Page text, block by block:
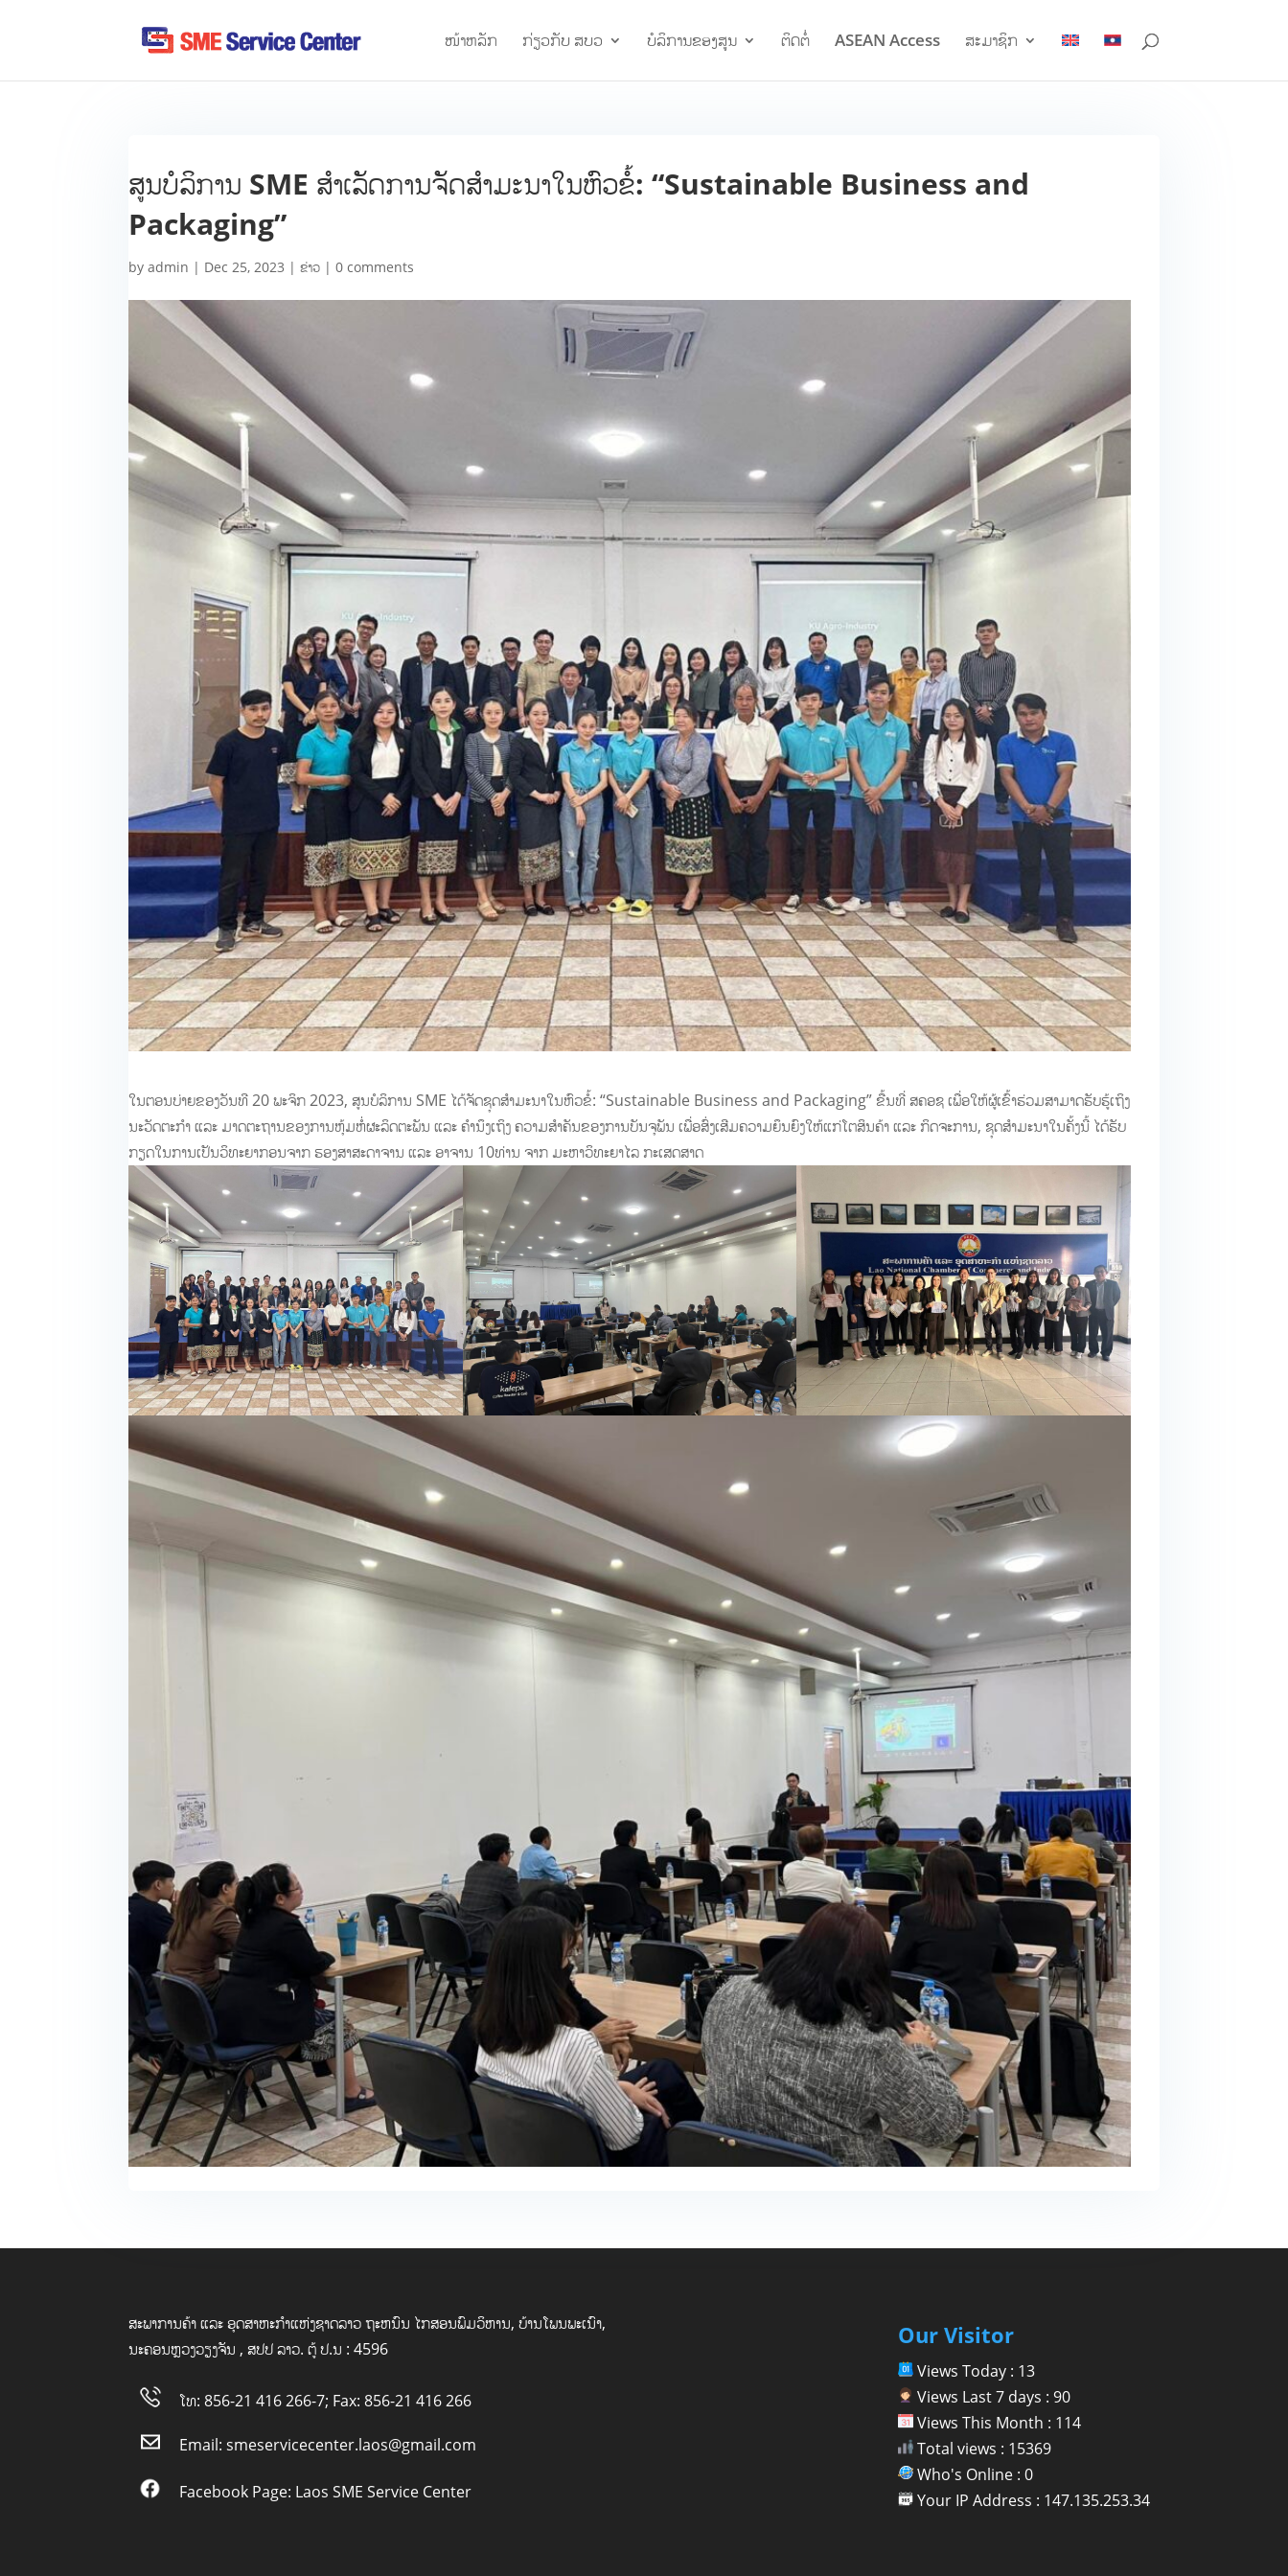
ໜ້າຫລັກ ກ່ຽວກັບ ສບວ ບໍລິການຂອງສູນ ຕິດຕໍ່ ASEAN Access ສະມາຊິກ
ສູນບໍລິການ SME ສຳເລັດການຈັດສຳມະນາໃນຫົວຂໍ້: “Sustainable Business and
Packaging”
byadmin | Dec 25, 2023 |ຂ່າວ |0 comments
ໃນຕອນບ່າຍຂອງວັນທີ 20 ພະຈິກ 2023, ສູນບໍລິການ SME ໄດ້ຈັດຊຸດສຳມະນາໃນຫົວຂໍ້: “Sustainable Business and Packaging” ຂື້ນທີ່ ສຄອຊ ເພື່ອໃຫ້ຜູ້ເຂົ້າຮ່ວມສາມາດຮັບຮູ້ເຖິງ
ນະວັດຕະກຳ ແລະ ມາດຕະຖານຂອງການຫຸ້ມຫໍ່ຜະລິດຕະພັນ ແລະ ຄຳນຶງເຖິງ ຄວາມສຳຄັນຂອງການບັນຈຸພັນ ເພື່ອສົ່ງເສີມຄວາມຍຶນຍົງໃຫ້ແກ່ໂຕສິນຄ້າ ແລະ ກິດຈະການ, ຊຸດສຳມະນາໃນຄັ້ງນີ້ ໄດ້ຮັບ
ກຽດໃນການເປັນວິທະຍາກອນຈາກ ຮອງສາສະດາຈານ ແລະ ອາຈານ 10ທ່ານ ຈາກ ມະຫາວິທະຍາໄລ ກະເສດສາດ
ສະພາການຄ້າ ແລະ ອຸດສາຫະກໍາແຫ່ງຊາດລາວ ຖະຫນົນ ໄກສອນພົມວິຫານ, ບ້ານໂພນພະເນົາ,
ນະຄອນຫຼວງວຽງຈັນ , ສປປ ລາວ. ຕູ້ ປ.ນ : 4596
ໂທ: 856-21 416 266-7; Fax: 856-21 416 266
Email:smeservicecenter.laos@gmail.com
Facebook Page: Laos SME Service Center
Our Visitor
Views Today : 13
Views Last 7 days : 90
Views This Month : 114
Total views : 15369
Who's Online : 0
Your IP Address : 147.135.253.34